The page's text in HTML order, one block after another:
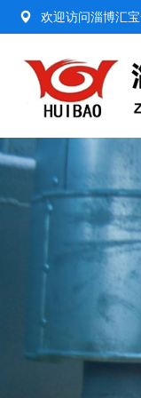
欢迎访问淄博汇